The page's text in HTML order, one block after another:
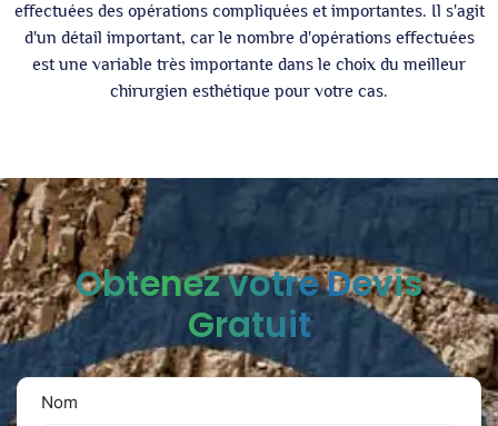
effectuées des opérations compliquées et importantes. Il s'agit
d'un détail important, car le nombre d'opérations effectuées
est une variable très importante dans le choix du meilleur
chirurgien esthétique pour votre cas.
Obtenez votre Devis
Gratuit